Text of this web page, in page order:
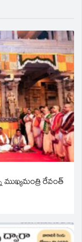
ముఖ్యమంత్రి రేవంత్